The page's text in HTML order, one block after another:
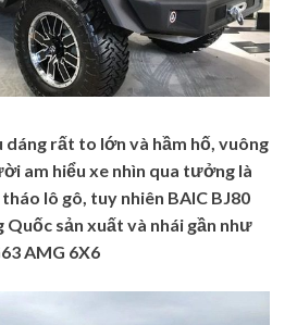
dáng rất to lớn và hầm hố, vuông
am hiểu xe nhìn qua tưởng là
lô gô, tuy nhiên BAIC BJ80
Quốc sản xuất và nhái gần như
AMG 6X6